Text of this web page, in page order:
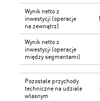
Wynik netto z
inwestycji (operacje
na zewnątrz)
Wynik netto z
inwestycji (operacje
między segmentami)
Pozostałe przychody
techniczne na udziale
własnym